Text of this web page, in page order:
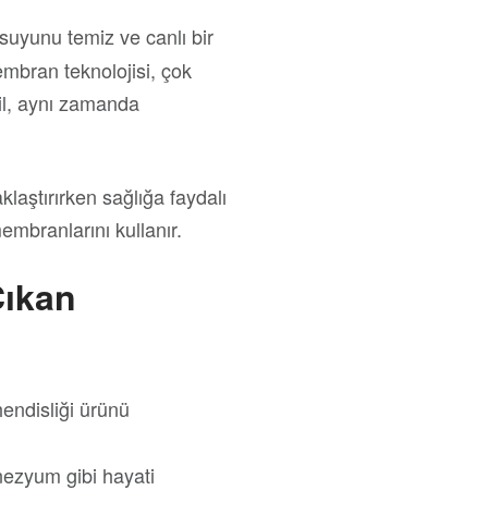
temiz ve canlı bir
teknolojisi, çok
aynı zamanda
sağlığa faydalı
kullanır.
ürünü
gibi hayati